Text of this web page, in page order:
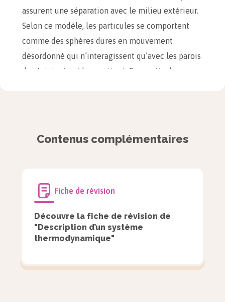
assurent une séparation avec le milieu extérieur.
Selon ce modèle, les particules se comportent
comme des sphères dures en mouvement
désordonné qui n’interagissent qu’avec les parois
du récipient qui les contient. Ces particules ne
À retenir
Ainsi, le modèle du gaz parfait repose
Contenus complémentaires
Fiche de révision
Découvre la fiche de révision de
"Description d’un système
thermodynamique"